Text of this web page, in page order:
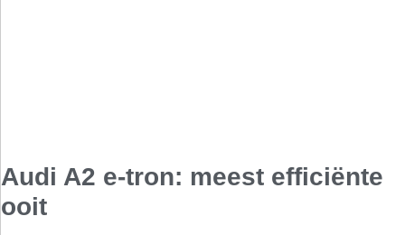
Audi A2 e-tron: meest efficiënte
ooit